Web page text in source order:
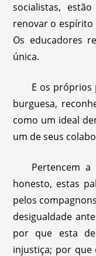
socialistas,
renovar o espírito
Os educadores
única.
E os próprios
burguesa,
como um ideal
um de seus
Pertencem
honesto, estas
pelos
desigualdade
por que esta
injustiça; por que